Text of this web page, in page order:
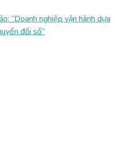
“Doanh nghiệp vận hành dựa
đối số”